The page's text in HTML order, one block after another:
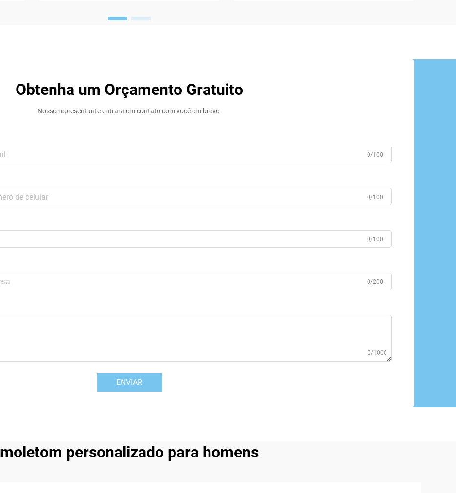
organização ou evento. Seja você
Obtenha um Orçamento Gratuito
Nosso representante entrará em contato com você em breve.
0/100
0/100
0/100
0/200
0/1000
ENVIAR
moletom personalizado para homens